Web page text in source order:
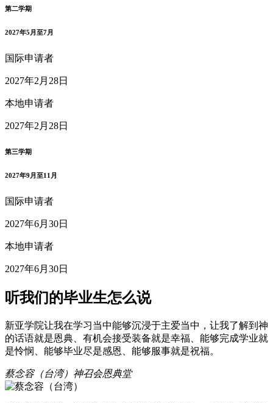
第二学期
2027年5月至7月
国际申请者
2027年2月28日
本地申请者
2027年2月28日
第三学期
2027年9月至11月
国际申请者
2027年6月30日
本地申请者
2027年6月30日
听我们的毕业生怎么说
新亚学院让我在学习当中能够沉浸于主爱当中，让我了解到神
的话语就是恩典、有机会接受装备就是幸福、能够完成学业就
是怜悯、能够毕业尽是感恩、能够服事就是祝福。
蔡念容（台湾） 神召会恩典堂